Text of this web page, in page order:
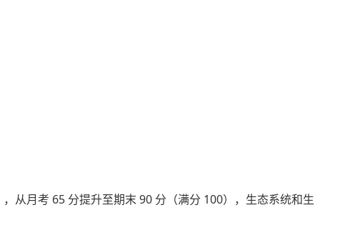
从月考 65 分提升至期末 90 分（满分 100），生态系统和生